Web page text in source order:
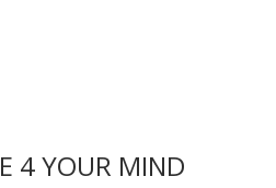
4 YOUR MIND